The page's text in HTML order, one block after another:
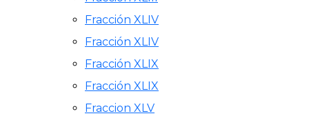
Fracción XLIV
Fracción XLIV
Fracción XLIX
Fracción XLIX
Fraccion XLV